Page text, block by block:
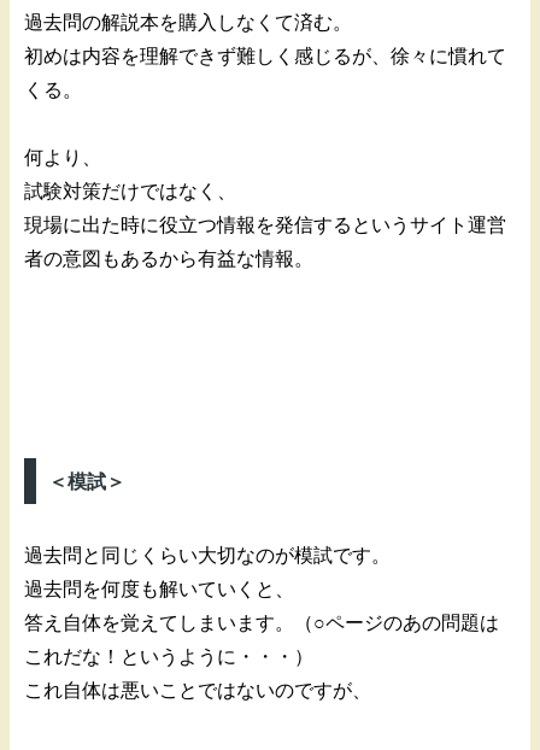
過去問の解説本を購入しなくて済む。
初めは内容を理解できず難しく感じるが、徐々に慣れて
くる。
何より、
試験対策だけではなく、
現場に出た時に役立つ情報を発信するというサイト運営
者の意図もあるから有益な情報。
＜模試＞
過去問と同じくらい大切なのが模試です。
過去問を何度も解いていくと、
答え自体を覚えてしまいます。（○ページのあの問題は
これだな！というように・・・）
これ自体は悪いことではないのですが、